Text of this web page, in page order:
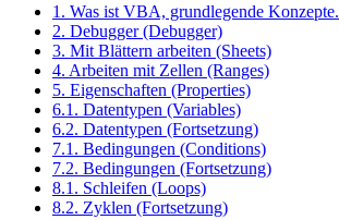
1. Was ist VBA, grundlegende Konzepte.
2. Debugger (Debugger)
3. Mit Blättern arbeiten (Sheets)
4. Arbeiten mit Zellen (Ranges)
5. Eigenschaften (Properties)
6.1. Datentypen (Variables)
6.2. Datentypen (Fortsetzung)
7.1. Bedingungen (Conditions)
7.2. Bedingungen (Fortsetzung)
8.1. Schleifen (Loops)
8.2. Zyklen (Fortsetzung)